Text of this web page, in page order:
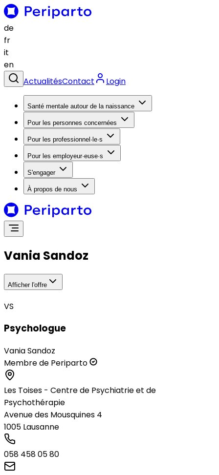
de
fr
it
en
ActualitésContact Login
Santé mentale autour de la naissance
Pour les personnes concernées
Pour les professionnel·le·s
Pour les employeur·euse·s
S'engager
À propos de nous
Vania Sandoz
Afficher l'offre
VS
Psychologue
Vania Sandoz
Membre de Periparto
Les Toises - Centre de Psychiatrie et de
Psychothérapie
Avenue des Mousquines 4
1005 Lausanne
058 458 05 80‬‬‬